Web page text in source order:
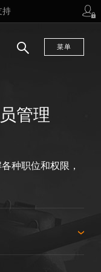
持
菜单
管理
种职位和权限，